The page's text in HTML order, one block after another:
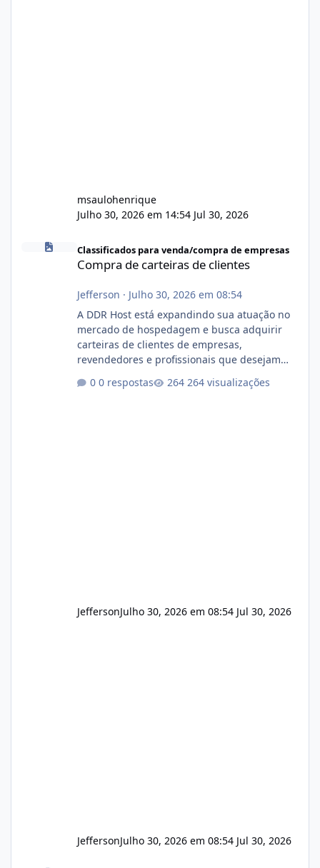
msaulohenrique
Julho 30, 2026 em 14:54 Jul 30, 2026
Compra de carteiras de clientes
Classificados para venda/compra de empresas
Compra de carteiras de clientes
Jefferson · Julho 30, 2026 em 08:54
A DDR Host está expandindo sua atuação no
mercado de hospedagem e busca adquirir
carteiras de clientes de empresas,
revendedores e profissionais que desejam
operação. Se você possui clientes ativos de
0 respostas 264 visualizações
JeffersonJulho 30, 2026 em 08:54 Jul 30, 2026
JeffersonJulho 30, 2026 em 08:54 Jul 30, 2026